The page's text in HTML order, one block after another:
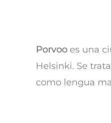
Porvoo es una
Helsinki. Se
como lengua